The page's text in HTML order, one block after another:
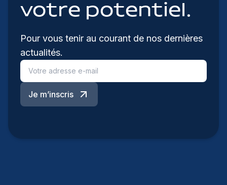
votre potentiel.
Pour vous tenir au courant de nos dernières
actualités.
Je m’inscris